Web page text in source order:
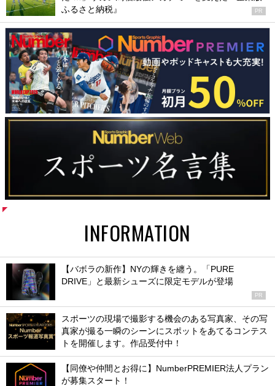
ふるさと納税』
PR
INFORMATION
【バボラの新作】NYの輝きを纏う。「PURE
DRIVE」と最新シューズに限定モデルが登場
PR
スポーツの現場で撮影する機会のある写真家、その写
真家が撮る一瞬のシーンにスポットをあてるコンテス
トを開催します。作品受付中！
【同僚や仲間とお得に】NumberPREMIER法人プラン
が募集スタート！